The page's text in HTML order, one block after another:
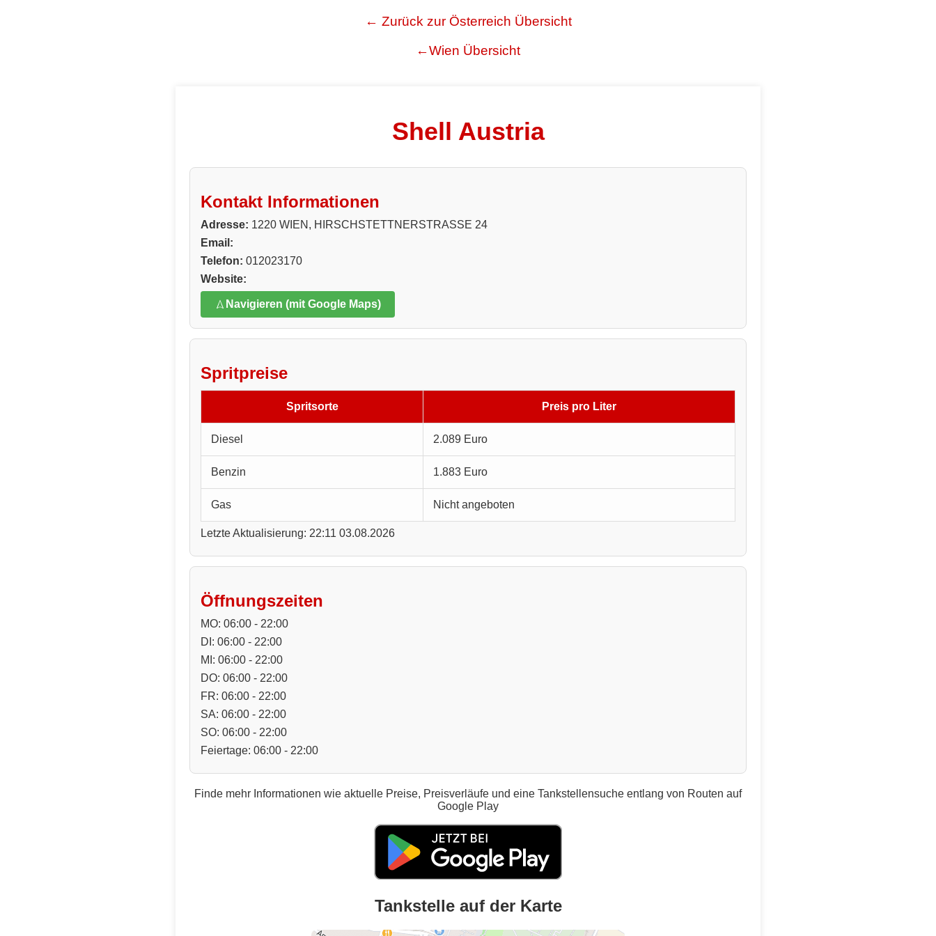
← Zurück zur Österreich Übersicht
←Wien Übersicht
Shell Austria
Kontakt Informationen
Adresse: 1220 WIEN, HIRSCHSTETTNERSTRASSE 24
Email:
Telefon: 012023170
Website:
Navigieren (mit Google Maps)
Spritpreise
Spritsorte Preis pro Liter
Diesel 2.089 Euro
Benzin 1.883 Euro
Gas Nicht angeboten
Letzte Aktualisierung: 22:11 03.08.2026
Öffnungszeiten
MO: 06:00 - 22:00
DI: 06:00 - 22:00
MI: 06:00 - 22:00
DO: 06:00 - 22:00
FR: 06:00 - 22:00
SA: 06:00 - 22:00
SO: 06:00 - 22:00
Feiertage: 06:00 - 22:00
Finde mehr Informationen wie aktuelle Preise, Preisverläufe und eine Tankstellensuche entlang von Routen auf
Google Play
Tankstelle auf der Karte